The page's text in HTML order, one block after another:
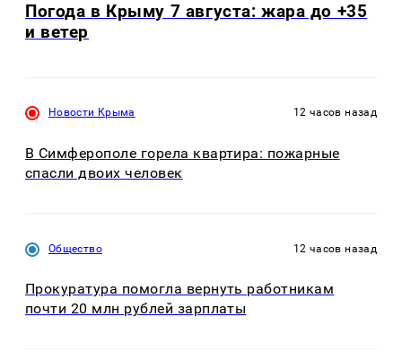
Погода в Крыму 7 августа: жара до +35
и ветер
Новости Крыма 12 часов назад
В Симферополе горела квартира: пожарные
спасли двоих человек
Общество 12 часов назад
Прокуратура помогла вернуть работникам
почти 20 млн рублей зарплаты